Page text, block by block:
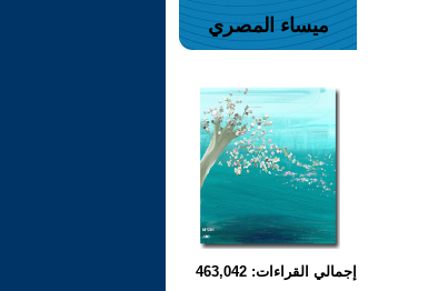
ميساء المصري
إجمالي القراءات: 463,042